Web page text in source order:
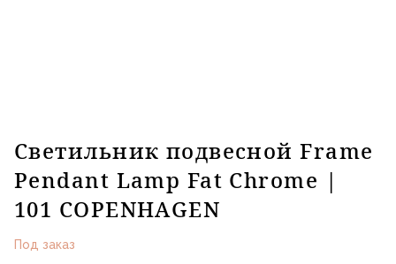
Светильник подвесной Frame
Pendant Lamp Fat Chrome |
101 COPENHAGEN
Под заказ